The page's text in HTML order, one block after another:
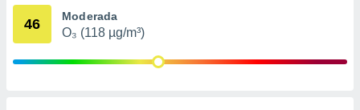
46 Moderada
O₃ (118 µg/m³)